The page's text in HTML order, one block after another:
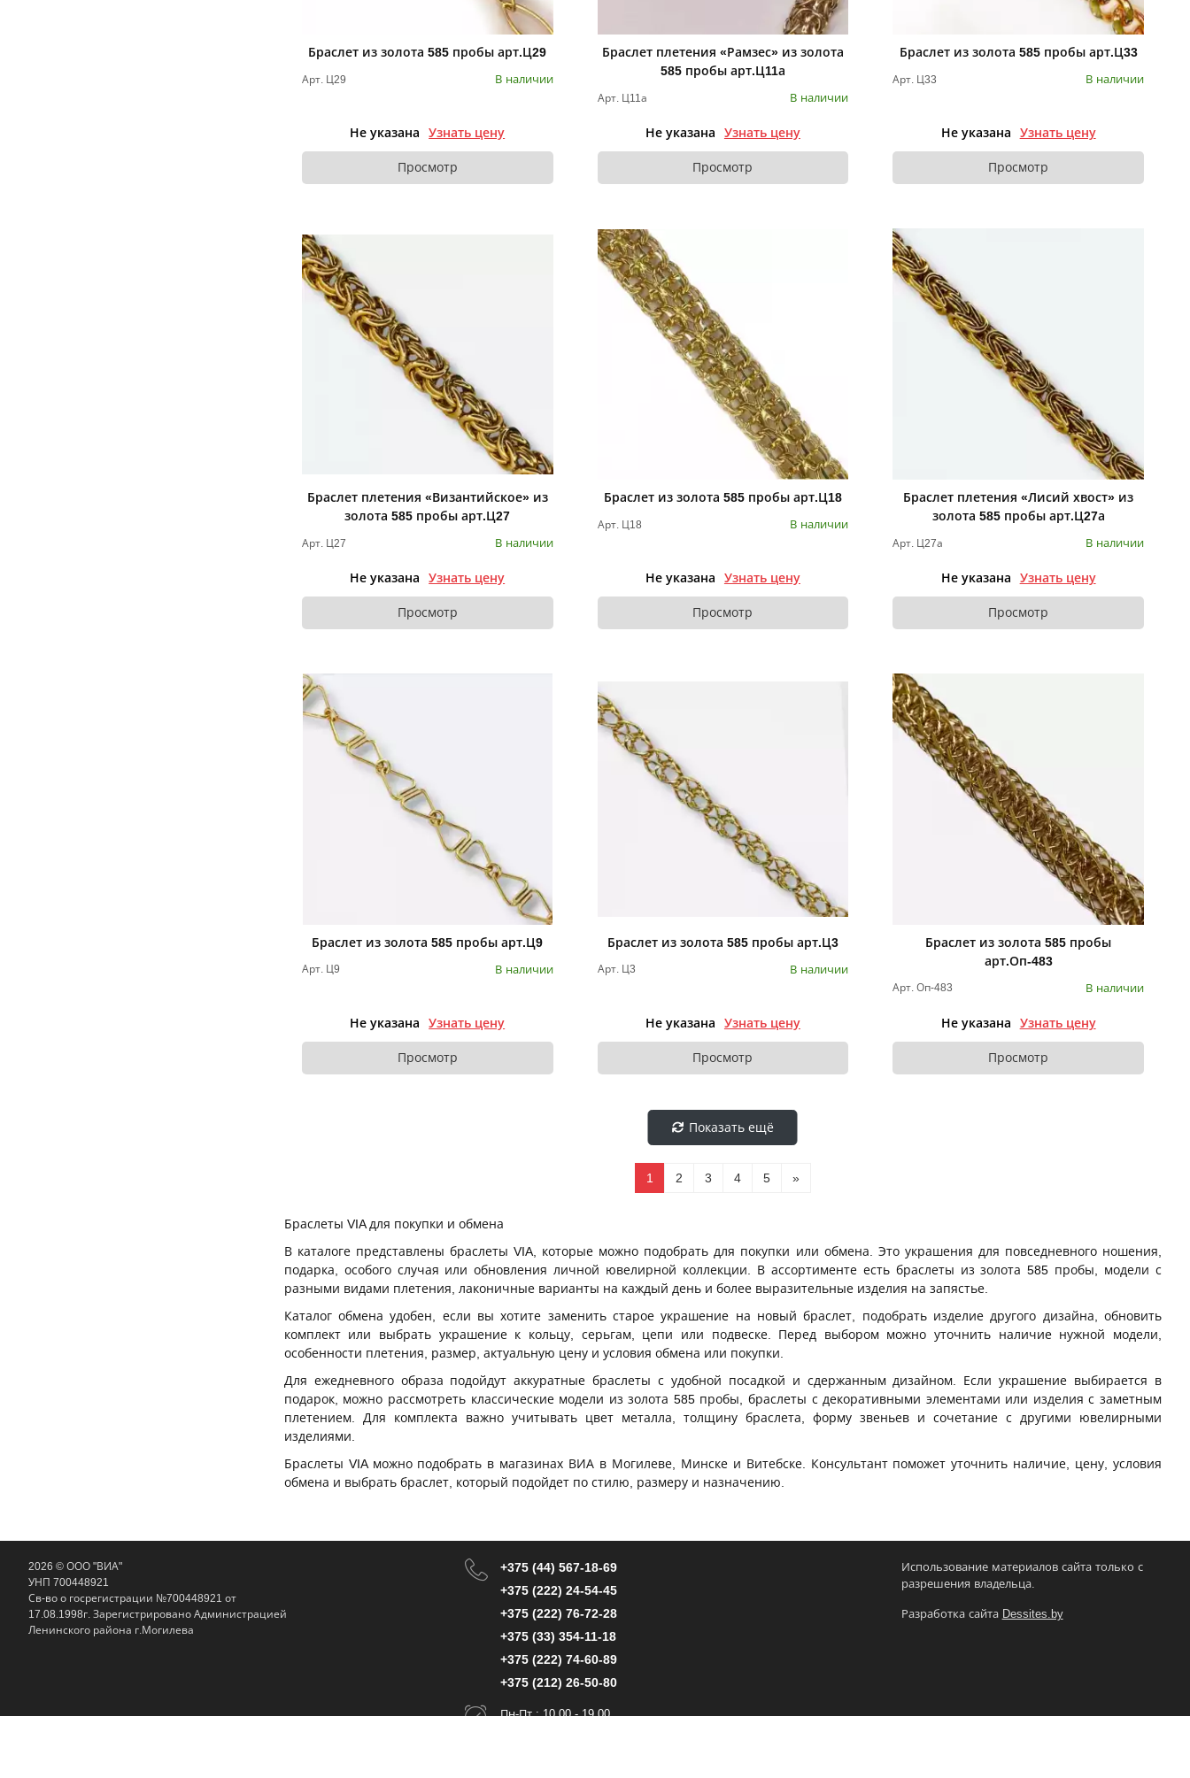
Браслет из золота 585 пробы арт.Ц29
Арт. Ц29 В наличии
Не указана Узнать цену
Просмотр
Браслет плетения «Рамзес» из золота
585 пробы арт.Ц11а
Арт. Ц11а В наличии
Не указана Узнать цену
Просмотр
Браслет из золота 585 пробы арт.Ц33
Арт. Ц33 В наличии
Не указана Узнать цену
Просмотр
Браслет плетения «Византийское» из
золота 585 пробы арт.Ц27
Арт. Ц27 В наличии
Не указана Узнать цену
Просмотр
Браслет из золота 585 пробы арт.Ц18
Арт. Ц18 В наличии
Не указана Узнать цену
Просмотр
Браслет плетения «Лисий хвост» из
золота 585 пробы арт.Ц27а
Арт. Ц27а В наличии
Не указана Узнать цену
Просмотр
Браслет из золота 585 пробы арт.Ц9
Арт. Ц9 В наличии
Не указана Узнать цену
Просмотр
Браслет из золота 585 пробы арт.Ц3
Арт. Ц3 В наличии
Не указана Узнать цену
Просмотр
Браслет из золота 585 пробы
арт.Оп-483
Арт. Оп-483 В наличии
Не указана Узнать цену
Просмотр
Показать ещё
1 2 3 4 5 »
Браслеты VIA для покупки и обмена
В каталоге представлены браслеты VIA, которые можно подобрать для покупки или обмена. Это украшения для повседневного ношения,
подарка, особого случая или обновления личной ювелирной коллекции. В ассортименте есть браслеты из золота 585 пробы, модели с
разными видами плетения, лаконичные варианты на каждый день и более выразительные изделия на запястье.
Каталог обмена удобен, если вы хотите заменить старое украшение на новый браслет, подобрать изделие другого дизайна, обновить
комплект или выбрать украшение к кольцу, серьгам, цепи или подвеске. Перед выбором можно уточнить наличие нужной модели,
особенности плетения, размер, актуальную цену и условия обмена или покупки.
Для ежедневного образа подойдут аккуратные браслеты с удобной посадкой и сдержанным дизайном. Если украшение выбирается в
подарок, можно рассмотреть классические модели из золота 585 пробы, браслеты с декоративными элементами или изделия с заметным
плетением. Для комплекта важно учитывать цвет металла, толщину браслета, форму звеньев и сочетание с другими ювелирными
изделиями.
Браслеты VIA можно подобрать в магазинах ВИА в Могилеве, Минске и Витебске. Консультант поможет уточнить наличие, цену, условия
обмена и выбрать браслет, который подойдет по стилю, размеру и назначению.
2026 © ООО "ВИА"
УНП 700448921
Св-во о госрегистрации №700448921 от
17.08.1998г. Зарегистрировано Администрацией
Ленинского района г.Могилева
+375 (44) 567-18-69
+375 (222) 24-54-45
+375 (222) 76-72-28
+375 (33) 354-11-18
+375 (222) 74-60-89
+375 (212) 26-50-80
Пн-Пт.: 10.00 - 19.00
Использование материалов сайта только с
разрешения владельца.
Разработка сайта Dessites.by